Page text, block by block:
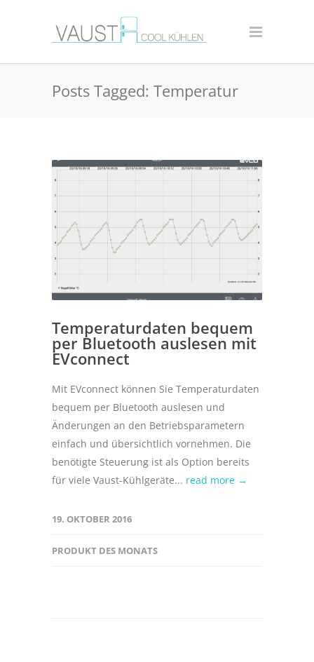
Posts Tagged: Temperatur
Temperaturdaten bequem
per Bluetooth auslesen mit
EVconnect
Mit EVconnect können Sie Temperaturdaten
bequem per Bluetooth auslesen und
Änderungen an den Betriebsparametern
einfach und übersichtlich vornehmen. Die
benötigte Steuerung ist als Option bereits
für viele Vaust-Kühlgeräte... read more →
19. OKTOBER 2016
PRODUKT DES MONATS